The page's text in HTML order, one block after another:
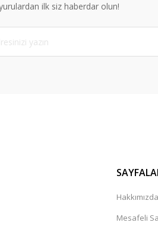
ilk siz haberdar olun!
Hakkımızda
Mesafeli